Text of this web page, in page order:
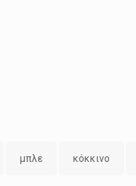
μπλε κόκκινο